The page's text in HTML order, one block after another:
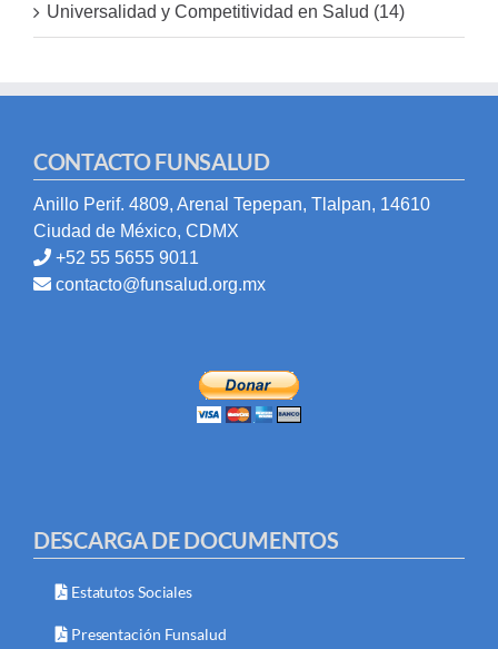
Universalidad y Competitividad en Salud (14)
CONTACTO FUNSALUD
Anillo Perif. 4809, Arenal Tepepan, Tlalpan, 14610
Ciudad de México, CDMX
+52 55 5655 9011
contacto@funsalud.org.mx
DESCARGA DE DOCUMENTOS
Estatutos Sociales
Presentación Funsalud